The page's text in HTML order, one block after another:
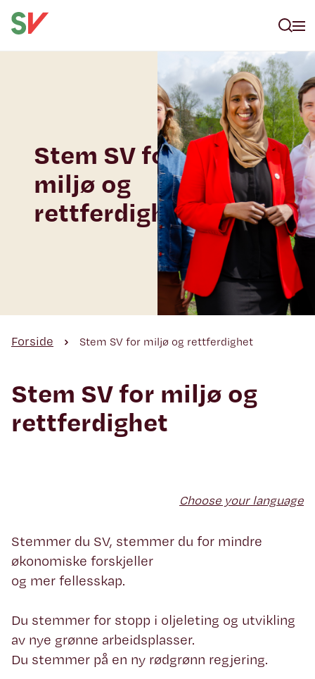
Stem SV for
miljø og
rettferdighet
Forside Stem SV for miljø og rettferdighet
Stem SV for miljø og
rettferdighet
Choose your language
Stemmer du SV, stemmer du for mindre
økonomiske forskjeller
og mer fellesskap.
Du stemmer for stopp i oljeleting og utvikling
av nye grønne arbeidsplasser.
Du stemmer på en ny rødgrønn regjering.